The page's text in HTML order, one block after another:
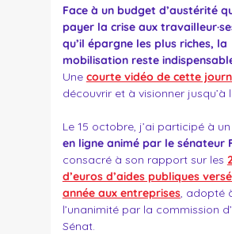
Face à un budget d’austérité
payer la crise aux
qu’il épargne les plus riches, la
mobilisation reste
Une courte vidéo de cette
découvrir et à visionner jusqu’à
Le 15 octobre, j’ai participé à un
en ligne animé par le sénateur
consacré à son rapport sur les
d’euros d’aides publiques
année aux entreprises, adopté
l’unanimité par la commission
Sénat.